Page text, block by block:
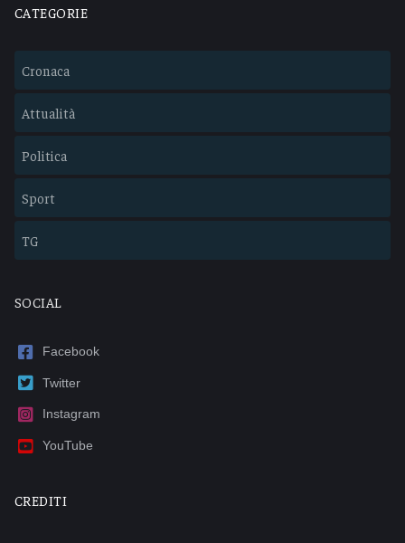
CATEGORIE
Cronaca
Attualità
Politica
Sport
TG
SOCIAL
Facebook
Twitter
Instagram
YouTube
CREDITI